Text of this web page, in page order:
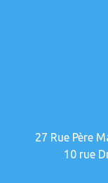
27 Rue Père
10 rue